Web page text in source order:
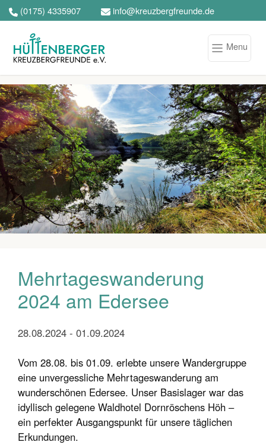
(0175) 4335907 info@kreuzbergfreunde.de
Menu
Mehrtageswanderung
2024 am Edersee
28.08.2024 - 01.09.2024
Vom 28.08. bis 01.09. erlebte unsere Wandergruppe
eine unvergessliche Mehrtageswanderung am
wunderschönen Edersee. Unser Basislager war das
idyllisch gelegene Waldhotel Dornröschens Höh –
ein perfekter Ausgangspunkt für unsere täglichen
Erkundungen.